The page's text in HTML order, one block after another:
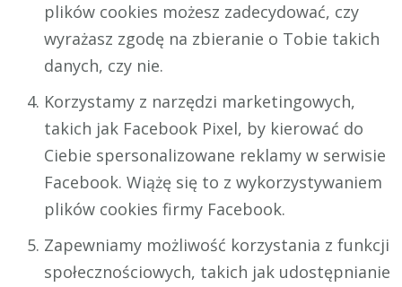
plików cookies możesz zadecydować, czy
wyrażasz zgodę na zbieranie o Tobie takich
danych, czy nie.
Korzystamy z narzędzi marketingowych,
takich jak Facebook Pixel, by kierować do
Ciebie spersonalizowane reklamy w serwisie
Facebook. Wiążę się to z wykorzystywaniem
plików cookies firmy Facebook.
Zapewniamy możliwość korzystania z funkcji
społecznościowych, takich jak udostępnianie